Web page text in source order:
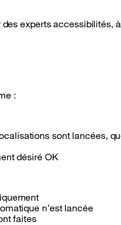
experts accessibilités,
:
sont lancées,
désiré OK
n’est lancée
faites